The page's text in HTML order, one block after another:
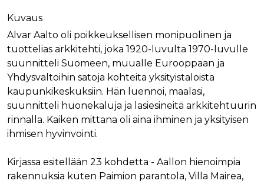
Kuvaus
Alvar Aalto oli poikkeuksellisen monipuolinen ja
tuottelias arkkitehti, joka 1920-luvulta 1970-luvulle
suunnitteli Suomeen, muualle Eurooppaan ja
Yhdysvaltoihin satoja kohteita yksityistaloista
kaupunkikeskuksiin. Hän luennoi, maalasi,
suunnitteli huonekaluja ja lasiesineitä arkkitehtuurin
rinnalla. Kaiken mittana oli aina ihminen ja yksityisen
ihmisen hyvinvointi.
Kirjassa esitellään 23 kohdetta - Aallon hienoimpia
rakennuksia kuten Paimion parantola, Villa Mairea,